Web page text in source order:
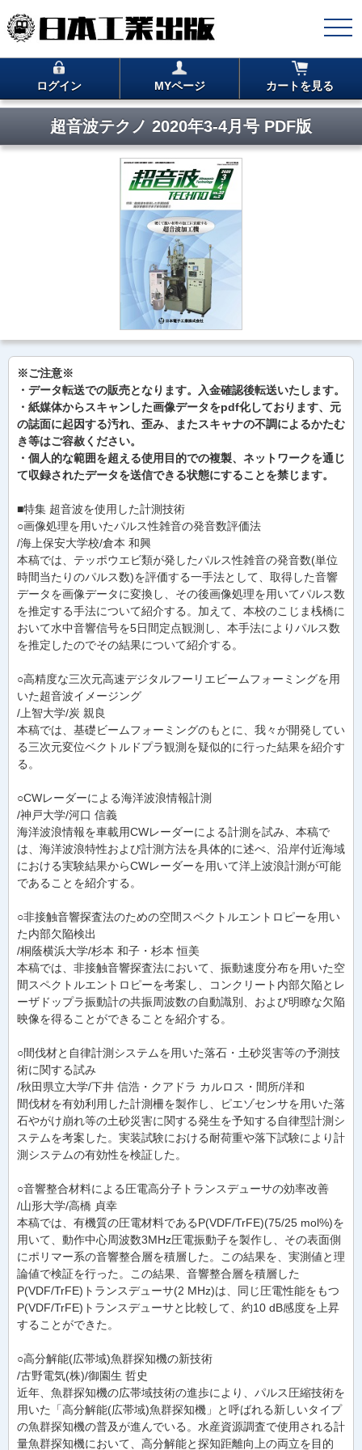
ログイン MYページ カートを見る
超音波テクノ 2020年3-4月号 PDF版
※ご注意※
・データ転送での販売となります。入金確認後転送いたします。
・紙媒体からスキャンした画像データをpdf化しております、元
の誌面に起因する汚れ、歪み、またスキャナの不調によるかたむ
き等はご容赦ください。
・個人的な範囲を超える使用目的での複製、ネットワークを通じ
て収録されたデータを送信できる状態にすることを禁じます。
■特集 超音波を使用した計測技術
○画像処理を用いたパルス性雑音の発音数評価法
/海上保安大学校/倉本 和興
本稿では、テッポウエビ類が発したパルス性雑音の発音数(単位
時間当たりのパルス数)を評価する一手法として、取得した音響
データを画像データに変換し、その後画像処理を用いてパルス数
を推定する手法について紹介する。加えて、本校のこじま桟橋に
おいて水中音響信号を5日間定点観測し、本手法によりパルス数
を推定したのでその結果について紹介する。
○高精度な三次元高速デジタルフーリエビームフォーミングを用
いた超音波イメージング
/上智大学/炭 親良
本稿では、基礎ビームフォーミングのもとに、我々が開発してい
る三次元変位ベクトルドプラ観測を疑似的に行った結果を紹介す
る。
○CWレーダーによる海洋波浪情報計測
/神戸大学/河口 信義
海洋波浪情報を車載用CWレーダーによる計測を試み、本稿で
は、海洋波浪特性および計測方法を具体的に述べ、沿岸付近海域
における実験結果からCWレーダーを用いて洋上波浪計測が可能
であることを紹介する。
○非接触音響探査法のための空間スペクトルエントロピーを用い
た内部欠陥検出
/桐蔭横浜大学/杉本 和子・杉本 恒美
本稿では、非接触音響探査法において、振動速度分布を用いた空
間スペクトルエントロピーを考案し、コンクリート内部欠陥とレ
ーザドップラ振動計の共振周波数の自動識別、および明瞭な欠陥
映像を得ることができることを紹介する。
○間伐材と自律計測システムを用いた落石・土砂災害等の予測技
術に関する試み
/秋田県立大学/下井 信浩・クアドラ カルロス・間所/洋和
間伐材を有効利用した計測柵を製作し、ピエゾセンサを用いた落
石やがけ崩れ等の土砂災害に関する発生を予知する自律型計測シ
ステムを考案した。実装試験における耐荷重や落下試験により計
測システムの有効性を検証した。
○音響整合材料による圧電高分子トランスデューサの効率改善
/山形大学/高橋 貞幸
本稿では、有機質の圧電材料であるP(VDF/TrFE)(75/25 mol%)を
用いて、動作中心周波数3MHz圧電振動子を製作し、その表面側
にポリマー系の音響整合層を積層した。この結果を、実測値と理
論値で検証を行った。この結果、音響整合層を積層した
P(VDF/TrFE)トランスデューサ(2 MHz)は、同じ圧電性能をもつ
P(VDF/TrFE)トランスデューサと比較して、約10 dB感度を上昇
することができた。
○高分解能(広帯域)魚群探知機の新技術
/古野電気(株)/御園生 哲史
近年、魚群探知機の広帯域技術の進歩により、パルス圧縮技術を
用いた「高分解能(広帯域)魚群探知機」と呼ばれる新しいタイプ
の魚群探知機の普及が進んでいる。水産資源調査で使用される計
量魚群探知機において、高分解能と探知距離向上の両立を目的